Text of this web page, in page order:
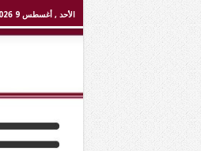
الأحد , أغسطس 9 2026